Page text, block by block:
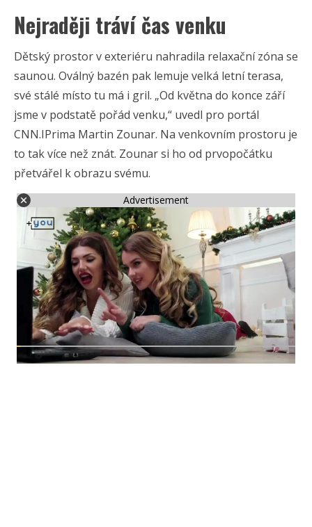
Nejraději tráví čas venku
Dětský prostor v exteriéru nahradila relaxační zóna se
saunou. Oválný bazén pak lemuje velká letní terasa,
své stálé místo tu má i gril. „Od května do konce září
jsme v podstatě pořád venku,“ uvedl pro portál
CNN.IPrima Martin Zounar. Na venkovním prostoru je
to tak více než znát. Zounar si ho od prvopočátku
přetvářel k obrazu svému.
Advertisement